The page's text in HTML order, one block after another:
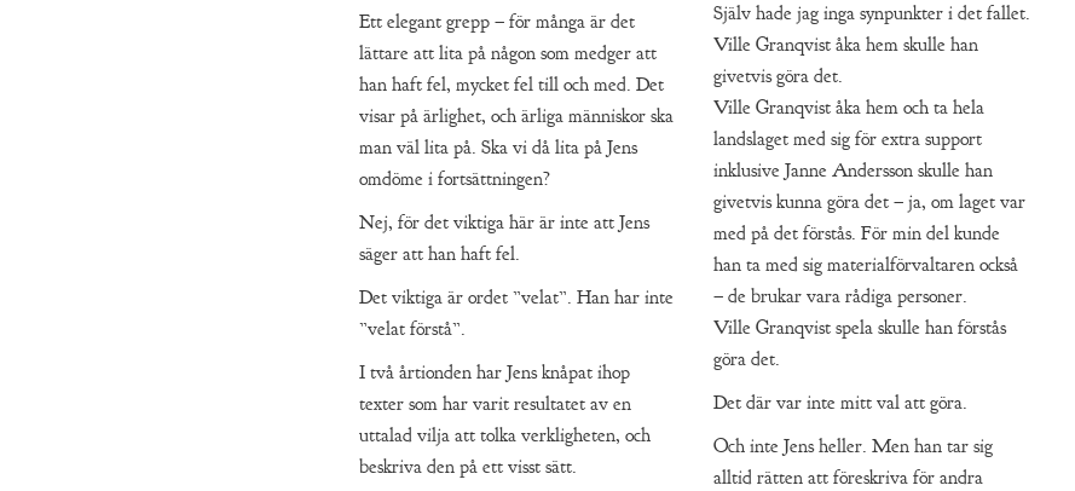
Ett elegant grepp – för många är det
lättare att lita på någon som medger att
han haft fel, mycket fel till och med. Det
visar på ärlighet, och ärliga människor ska
man väl lita på. Ska vi då lita på Jens
omdöme i fortsättningen?
Nej, för det viktiga här är inte att Jens
säger att han haft fel.
Det viktiga är ordet ”velat”. Han har inte
”velat förstå”.
I två årtionden har Jens knåpat ihop
texter som har varit resultatet av en
uttalad vilja att tolka verkligheten, och
beskriva den på ett visst sätt.
Själv hade jag inga synpunkter i det fallet.
Ville Granqvist åka hem skulle han
givetvis göra det.
Ville Granqvist åka hem och ta hela
landslaget med sig för extra support
inklusive Janne Andersson skulle han
givetvis kunna göra det – ja, om laget var
med på det förstås. För min del kunde
han ta med sig materialförvaltaren också
– de brukar vara rådiga personer.
Ville Granqvist spela skulle han förstås
göra det.
Det där var inte mitt val att göra.
Och inte Jens heller. Men han tar sig
alltid rätten att föreskriva för andra